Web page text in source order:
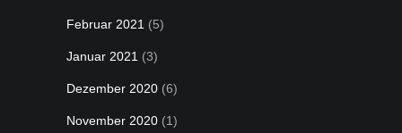
Februar 2021 (5)
Januar 2021 (3)
Dezember 2020 (6)
November 2020 (1)